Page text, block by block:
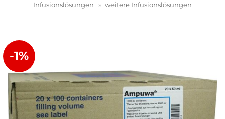
Infusionslösungen
» weitere Infusionslösungen
-1%